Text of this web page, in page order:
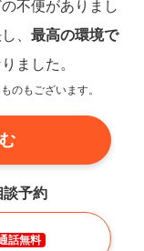
不便がありまし
、 最高の環境で
ました。
のもございます。
談予約
話無料